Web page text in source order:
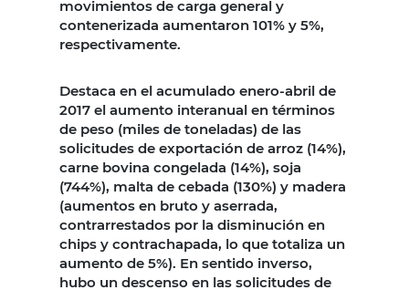
movimientos de carga general y
contenerizada aumentaron 101% y 5%,
respectivamente.
Destaca en el acumulado enero-abril de
2017 el aumento interanual en términos
de peso (miles de toneladas) de las
solicitudes de exportación de arroz (14%),
carne bovina congelada (14%), soja
(744%), malta de cebada (130%) y madera
(aumentos en bruto y aserrada,
contrarrestados por la disminución en
chips y contrachapada, lo que totaliza un
aumento de 5%). En sentido inverso,
hubo un descenso en las solicitudes de